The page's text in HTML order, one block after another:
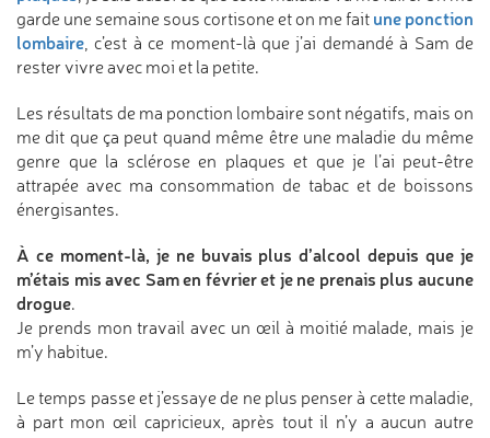
garde une semaine sous cortisone et on me fait une ponction
lombaire, c’est à ce moment-là que j’ai demandé à Sam de
rester vivre avec moi et la petite.
Les résultats de ma ponction lombaire sont négatifs, mais on
me dit que ça peut quand même être une maladie du même
genre que la sclérose en plaques et que je l’ai peut-être
attrapée avec ma consommation de tabac et de boissons
énergisantes.
À ce moment-là, je ne buvais plus d’alcool depuis que je
m’étais mis avec Sam en février et je ne prenais plus aucune
drogue.
Je prends mon travail avec un œil à moitié malade, mais je
m’y habitue.
Le temps passe et j’essaye de ne plus penser à cette maladie,
à part mon œil capricieux, après tout il n’y a aucun autre